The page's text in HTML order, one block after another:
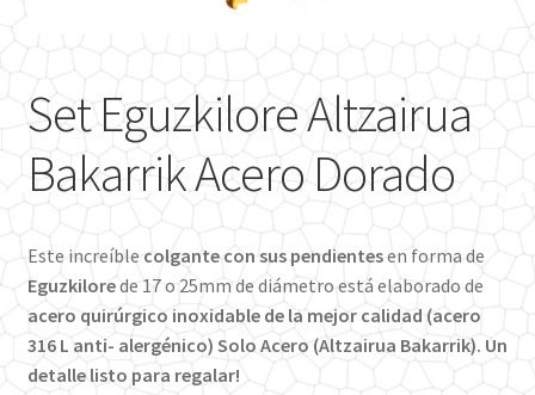
Set Eguzkilore Altzairua
Bakarrik Acero Dorado
Este increíble colgante con sus pendientesen forma de
Eguzkilorede 17 o 25mm de diámetro está elaborado de
acero quirúrgico inoxidable de la mejor calidad (acero
316 L anti- alergénico) Solo Acero (Altzairua Bakarrik). Un
detalle listo para regalar!